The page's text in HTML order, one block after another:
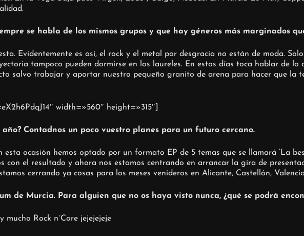
se habla de los mismos grupos y que hay géneros más marginados
Evidentemente es así, el rock y el metal por desgracia no están de moda.
tampoco pueden dormirse en los laureles. En estos días toca hablar de lo
salvo trabajar y aportar nuestro pequeño granito de arena para hacer que la
width=»560″ height=»315″]
Contadnos un poco vuestro planes para un futuro cercano.
ocasión hemos optado por un formato EP de 5 temas que se llamará ‘La
con el resultado y ahora nos estamos centrando en arrancar la gira de
cerrando ya cosas para los meses venideros en Alicante, Castellón,
de Murcia. Para alguien que no os haya visto nunca, ¿qué se podrá
Rock n´Core jejejejeje